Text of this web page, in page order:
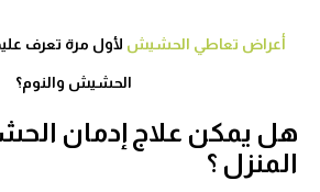
أعراض تعاطي الحشيش لأول مرة تعرف
الحشيش والنوم؟
هل يمكن علاج إدمان
المنزل ؟